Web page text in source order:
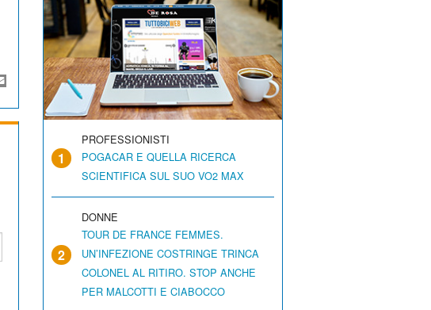
1
PROFESSIONISTI
POGACAR E QUELLA RICERCA
SCIENTIFICA SUL SUO VO2 MAX
2
DONNE
TOUR DE FRANCE FEMMES.
UN’INFEZIONE COSTRINGE TRINCA
COLONEL AL RITIRO. STOP ANCHE
PER MALCOTTI E CIABOCCO